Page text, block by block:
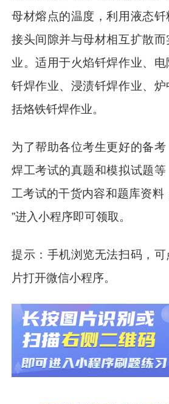
母材熔点的温度，利用液态
接头间隙并与母材相互扩散
业。适用于火焰钎焊作业、
钎焊作业、浸渍钎焊作业、
括烙铁钎焊作业。
为了帮助各位考生更好的备
焊工考试的真题和模拟试题
工考试的干货内容和题库资料
”进入小程序即可领取。
提示：手机浏览无法扫码，
片打开微信小程序。